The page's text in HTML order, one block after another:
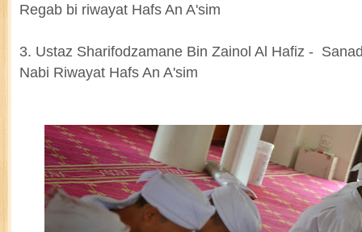
Regab bi riwayat Hafs An A'sim
3. Ustaz Sharifodzamane Bin Zainol Al Hafiz -
Nabi Riwayat Hafs An A'sim